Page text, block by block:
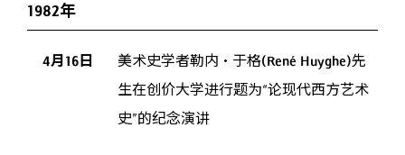
1982年
4月16日
美术史学者勒内・于格(René Huyghe)先
生在创价大学进行题为“论现代西方艺术
史”的纪念演讲